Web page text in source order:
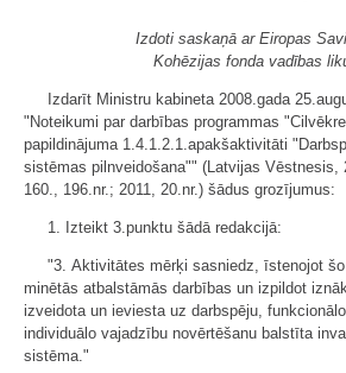
Izdoti saskaņā ar Eiropas
Kohēzijas fonda vadības
Izdarīt Ministru kabineta 2008.gada
"Noteikumi par darbības programmas
papildinājuma 1.4.1.2.1.apakšaktivitāti
sistēmas pilnveidošana"" (Latvijas Vēstnesis,
160., 196.nr.; 2011, 20.nr.) šādus grozījumus:
1. Izteikt 3.punktu šādā redakcijā:
"3. Aktivitātes mērķi sasniedz, īstenojot
minētās atbalstāmās darbības un izpildot
izveidota un ieviesta uz darbspēju,
individuālo vajadzību novērtēšanu balstīta
sistēma."